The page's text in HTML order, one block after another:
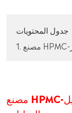
جدول المحتويات
مصنع HPMC-مصنع هيدروكسي بروبيل ميثيل